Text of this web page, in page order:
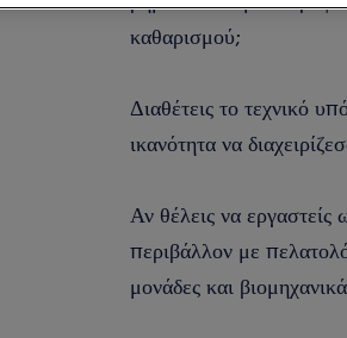
καθαρισμού;
Διαθέτεις το τεχνικό
ικανότητα να
Αν θέλεις να
περιβάλλον με
μονάδες και